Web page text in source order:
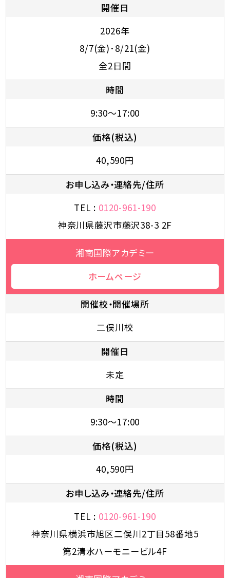
開催日
2026年
8/7(金)･8/21(金)
全2日間
時間
9:30～17:00
価格(税込)
40,590円
お申し込み・連絡先/住所
TEL : 0120-961-190
神奈川県藤沢市藤沢38-3 2F
湘南国際アカデミー
ホームページ
開催校・開催場所
二俣川校
開催日
未定
時間
9:30～17:00
価格(税込)
40,590円
お申し込み・連絡先/住所
TEL : 0120-961-190
神奈川県横浜市旭区二俣川2丁目58番地5
第2清水ハーモニービル4F